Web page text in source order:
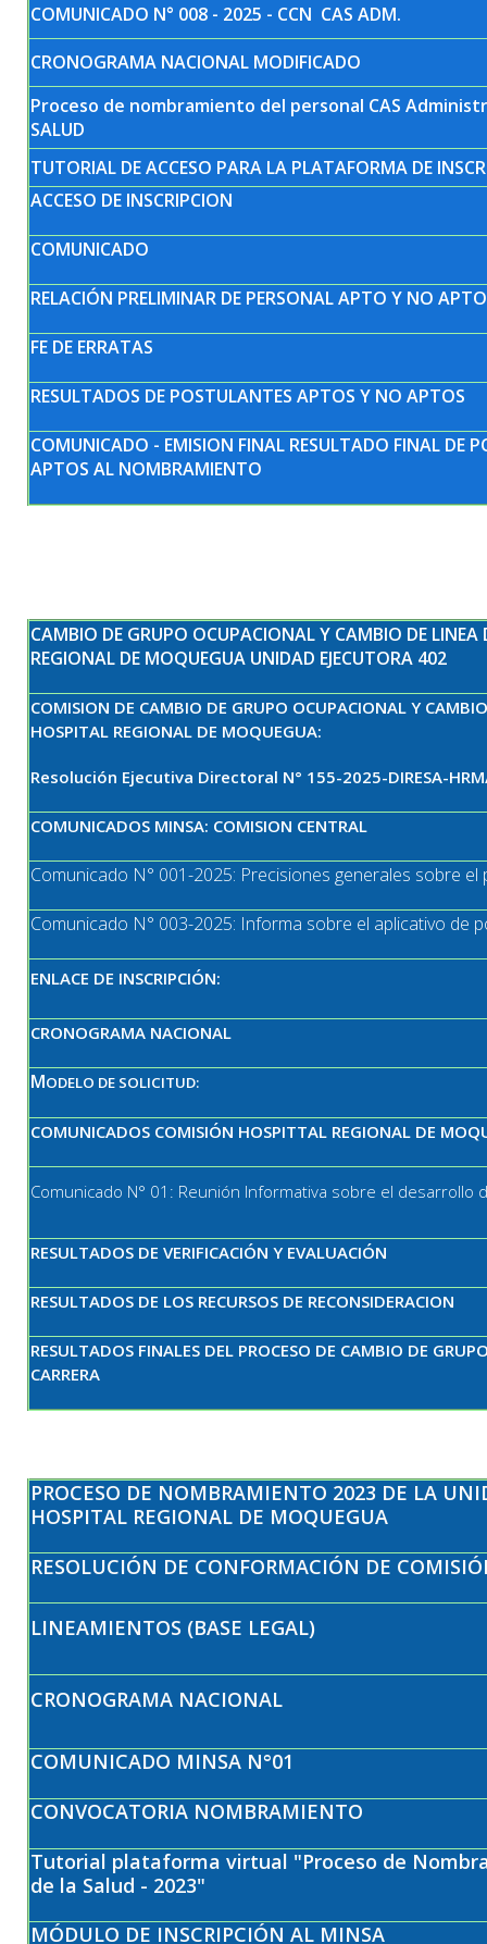
COMUNICADO N° 008 - 2025 - CCN CAS ADM.
CRONOGRAMA NACIONAL MODIFICADO
Proceso de nombramiento del personal CAS
SALUD
TUTORIAL DE ACCESO PARA LA PLATAFORMA DE
ACCESO DE INSCRIPCION
COMUNICADO
RELACIÓN PRELIMINAR DE PERSONAL APTO Y NO APTO
FE DE ERRATAS
RESULTADOS DE POSTULANTES APTOS Y NO APTOS
COMUNICADO - EMISION FINAL RESULTADO FINAL DE
APTOS AL NOMBRAMIENTO
CAMBIO DE GRUPO OCUPACIONAL Y CAMBIO DE LINEA
REGIONAL DE MOQUEGUA UNIDAD EJECUTORA 402
COMISION DE CAMBIO DE GRUPO OCUPACIONAL Y
HOSPITAL REGIONAL DE MOQUEGUA:
Resolución Ejecutiva Directoral N° 155-2025-DIRESA-
COMUNICADOS MINSA: COMISION CENTRAL
Comunicado N° 001-2025: Precisiones generales sobre el
Comunicado N° 003-2025: Informa sobre el aplicativo de
ENLACE DE INSCRIPCIÓN:
CRONOGRAMA NACIONAL
MODELO DE SOLICITUD:
COMUNICADOS COMISIÓN HOSPITTAL REGIONAL DE
Comunicado N° 01: Reunión Informativa sobre el desarrollo
RESULTADOS DE VERIFICACIÓN Y EVALUACIÓN
RESULTADOS DE LOS RECURSOS DE RECONSIDERACION
RESULTADOS FINALES DEL PROCESO DE CAMBIO DE
CARRERA
PROCESO DE NOMBRAMIENTO 2023 DE LA
HOSPITAL REGIONAL DE MOQUEGUA
RESOLUCIÓN DE CONFORMACIÓN DE
LINEAMIENTOS (BASE LEGAL)
CRONOGRAMA NACIONAL
COMUNICADO MINSA N°01
CONVOCATORIA NOMBRAMIENTO
Tutorial plataforma virtual "Proceso de
de la Salud - 2023"
MÓDULO DE INSCRIPCIÓN AL MINSA